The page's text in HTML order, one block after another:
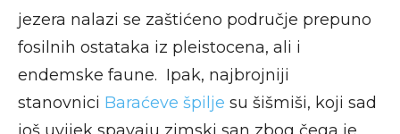
jezera nalazi se zaštićeno područje prepuno
fosilnih ostataka iz pleistocena, ali i
endemske faune. Ipak, najbrojniji
stanovnici Baraćeve špilje su šišmiši, koji sad